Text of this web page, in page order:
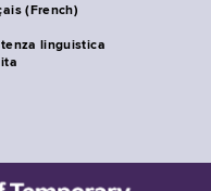
(French)
linguistica